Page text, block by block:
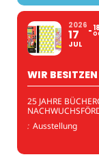
2026
17
JUL
18
WIR
25 JAHRE
: Ausstellung